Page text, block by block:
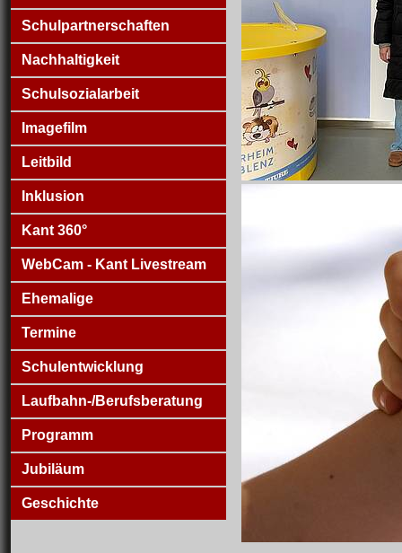
Schulpartnerschaften
Nachhaltigkeit
Schulsozialarbeit
Imagefilm
Leitbild
Inklusion
Kant 360°
WebCam - Kant Livestream
Ehemalige
Termine
Schulentwicklung
Laufbahn-/Berufsberatung
Programm
Jubiläum
Geschichte